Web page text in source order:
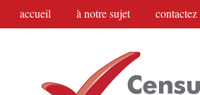
accueil à notre sujet contactez